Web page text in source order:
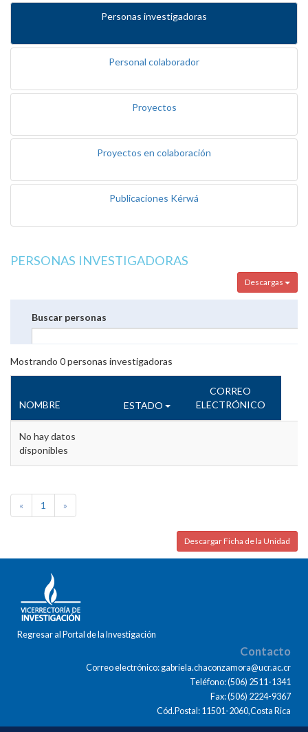
Personas investigadoras
Personal colaborador
Proyectos
Proyectos en colaboración
Publicaciones Kérwá
PERSONAS INVESTIGADORAS
Descargas
Buscar personas
Mostrando 0personas investigadoras
NOMBRE ESTADO
CORREO
ELECTRÓNICO
No hay datos
disponibles
« 1 »
Descargar Ficha de la Unidad
Regresar al Portal de la Investigación
Contacto
Correo electrónico: gabriela.chaconzamora@ucr.ac.cr
Teléfono: (506) 2511-1341
Fax: (506) 2224-9367
Cód.Postal: 11501-2060,Costa Rica